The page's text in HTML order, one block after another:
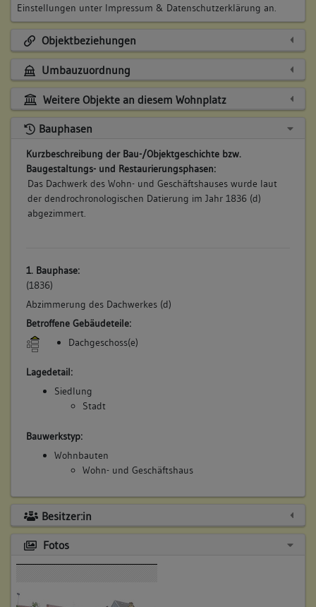
Einstellungen unter Impressum & Datenschutzerklärung an.
Objektbeziehungen
Umbauzuordnung
Weitere Objekte an diesem Wohnplatz
Bauphasen
Kurzbeschreibung der Bau-/Objektgeschichte bzw.
Baugestaltungs- und Restaurierungsphasen:
Das Dachwerk des Wohn- und Geschäftshauses wurde laut
der dendrochronologischen Datierung im Jahr 1836 (d)
abgezimmert.
1. Bauphase:
(1836)
Abzimmerung des Dachwerkes (d)
Betroffene Gebäudeteile:
Dachgeschoss(e)
Lagedetail:
Siedlung
Stadt
Bauwerkstyp:
Wohnbauten
Wohn- und Geschäftshaus
Besitzer:in
Fotos